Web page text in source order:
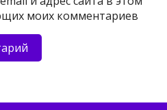
моих комментариев